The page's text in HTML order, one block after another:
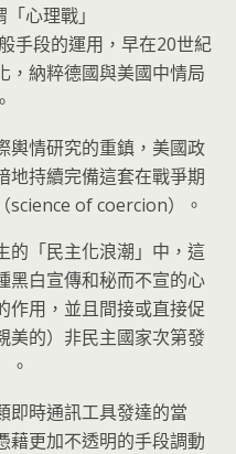
心理戰」
手段的運用，早在20世紀
，納粹德國與美國中情局
輿情研究的重鎮，美國政
地持續完備這套在戰爭期
science of coercion）。
的「民主化浪潮」中，這
黑白宣傳和秘而不宣的心
作用，並且間接或直接促
美的）非民主國家次第發
。
即時通訊工具發達的當
藉更加不透明的手段調動